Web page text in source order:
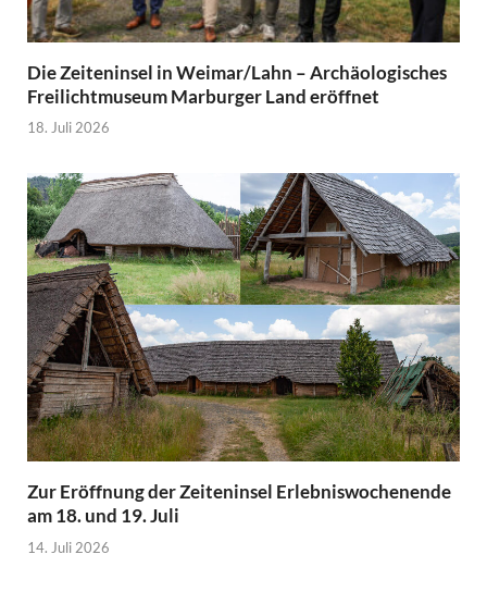
Die Zeiteninsel in Weimar/Lahn – Archäologisches
Freilichtmuseum Marburger Land eröffnet
18. Juli 2026
Zur Eröffnung der Zeiteninsel Erlebniswochenende
am 18. und 19. Juli
14. Juli 2026